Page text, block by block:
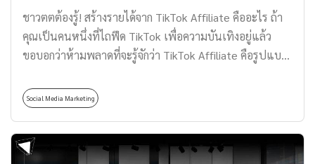
ข้าว ทำให้มีการใช้วัตถุดิบอื่นแทน เช่น มันเทศและมัน
สำปะหลัง ถึงแม้ว่าข้อห้ามนี้จะได้ถูกยกเลิกไปในภายหลัง แต่
ก็ยังคงมีการผลิตโซจูจากวัตถุดิบต่าง ๆ อยู่ และกลายเป็น
จูในตลาดโลก ‘โซจูเกาหลี’ คือหนึ่งในเครื่องดื่มที่น่าจับตา
กลิ่นหอมหวานและรสชาติอันเป็นเอกลักษณ์ ทำให้โซจูเป็น
ที่นิยมไปทั่วโลก ไม่เพียงแต่ในประเทศเกาหลีใต้เท่านั้น จาก
ชาวตตต้องรู้! สร้างรายได้จาก TikTok Affiliate คืออะไร ถ้า
คุณเป็นคนหนึ่งที่ไถฟีด TikTok เพื่อความบันเทิงอยู่แล้ว
ขอบอกว่าห้ามพลาดที่จะรู้จักว่า TikTok Affiliate คือรูปแบบ
ลมีเดียยอดนิยมอย่าง TikTok โดยนำเสนอวิธีการทำงานของ
การตลาดแบบ Affiliate ผ่าน TikTok ที่ผู้สร้างคอนเทนต์หรือ
Influencers สามารถโปรโมตสินค้าและบริการ และรับค่า
คอมมิชชั่นจากยอดขายที่เกิดจากลิงก์ที่แชร์ไว้ได้อีกด้วย ก่อน
Social Media Marketing